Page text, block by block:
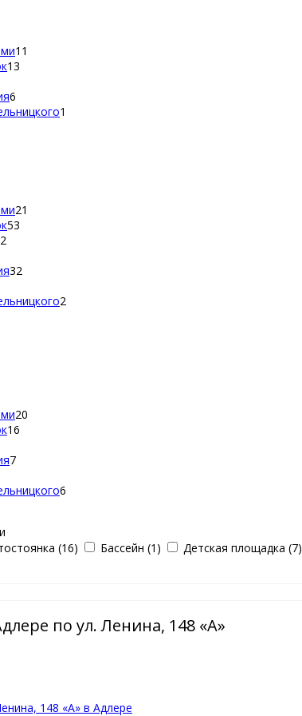
11
13
6
1
21
53
2
32
2
20
16
7
6
(16) Бассейн (1) Детская площадка (7)
по ул. Ленина, 148 «А»